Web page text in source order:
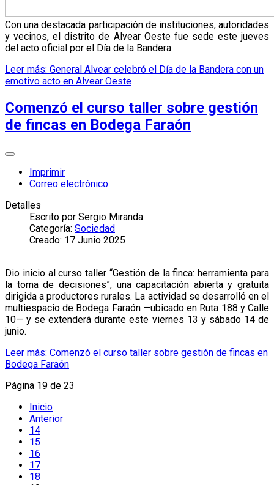
Con una destacada participación de instituciones, autoridades
y vecinos, el distrito de Alvear Oeste fue sede este jueves
del acto oficial por el Día de la Bandera.
Leer más: General Alvear celebró el Día de la Bandera con un
emotivo acto en Alvear Oeste
Comenzó el curso taller sobre gestión
de fincas en Bodega Faraón
Imprimir
Correo electrónico
Detalles
Escrito por Sergio Miranda
Categoría: Sociedad
Creado: 17 Junio 2025
Dio inicio al curso taller “Gestión de la finca: herramienta para
la toma de decisiones”, una capacitación abierta y gratuita
dirigida a productores rurales. La actividad se desarrolló en el
multiespacio de Bodega Faraón —ubicado en Ruta 188 y Calle
10— y se extenderá durante este viernes 13 y sábado 14 de
junio.
Leer más: Comenzó el curso taller sobre gestión de fincas en
Bodega Faraón
Página 19 de 23
Inicio
Anterior
14
15
16
17
18